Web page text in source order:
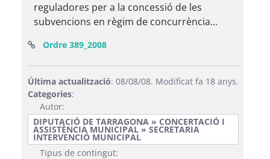
reguladores per a la concessió de les
subvencions en règim de concurrència...
Ordre 389_2008(Obre una finestra nova)
Última actualització: 08/08/08. Modificat fa 18 anys.
Categories:
Autor:
DIPUTACIÓ DE TARRAGONA » CONCERTACIÓ I
ASSISTÈNCIA MUNICIPAL » SECRETARIA
INTERVENCIÓ MUNICIPAL
Tipus de contingut: